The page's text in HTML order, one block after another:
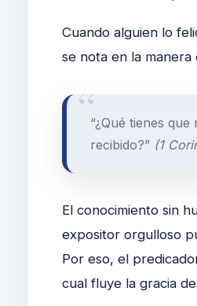
Cuando alguien lo
se nota en la
“¿Qué tienes
recibido?” (1
El conocimiento sin
expositor orgulloso
Por eso, el
cual fluye la gracia de